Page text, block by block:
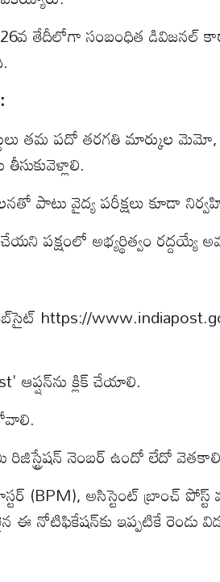
తేదీలోగా సంబంధిత
తమ పదో తరగతి మార్కుల మెమో,
పాటు వైద్య పరీక్షలు కూడా
పక్షంలో అభ్యర్థిత్వం రద్దయ్యే
https://
క్లిక్ చేయాలి.
నెంబర్ ఉందో లేదో
(BPM), అసిస్టెంట్ బ్రాంచ్ పోస్ట్
ఈ నోటిఫికేషన్‌కు ఇప్పటికే రెండు